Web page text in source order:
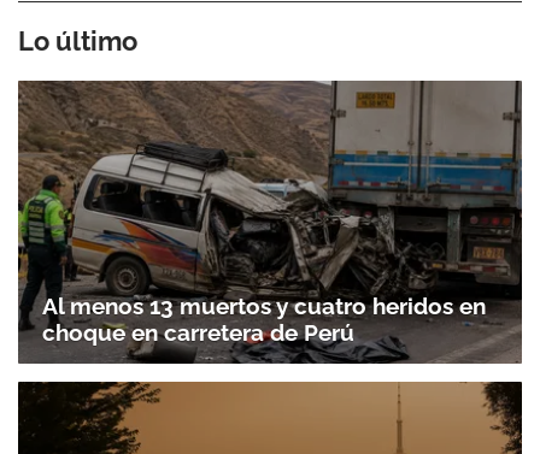
Lo último
Al menos 13 muertos y cuatro heridos en
choque en carretera de Perú